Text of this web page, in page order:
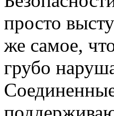
просто
же самое,
грубо